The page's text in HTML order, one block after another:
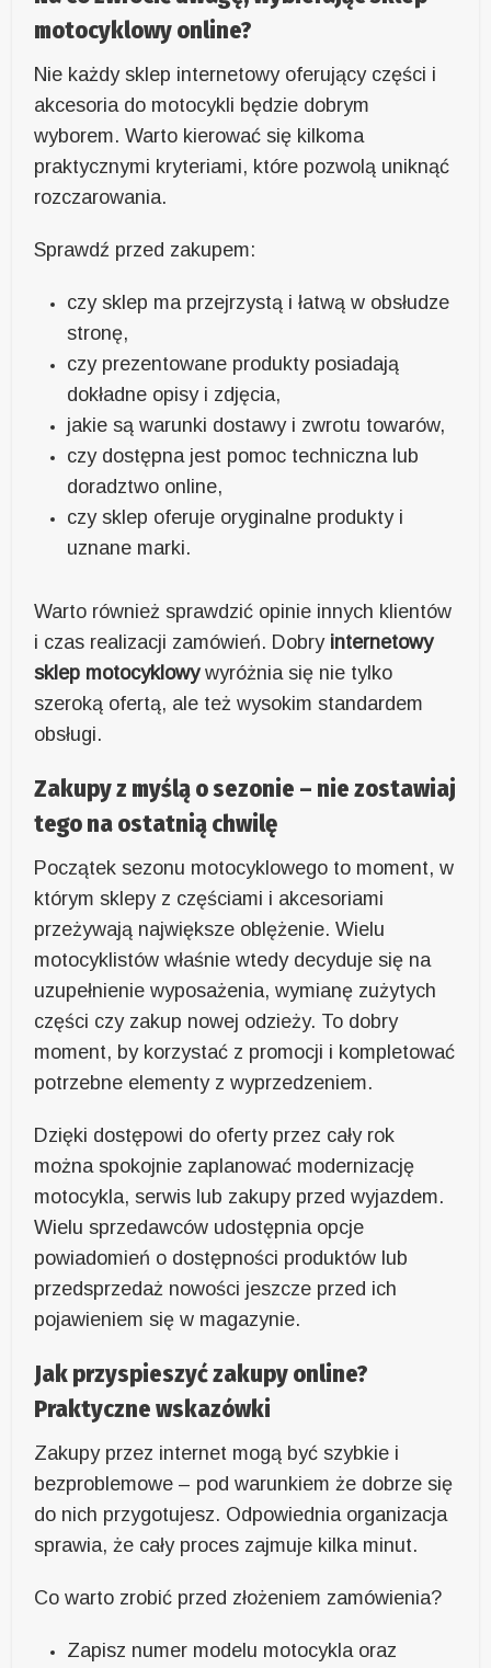
motocyklowy online?
Nie każdy sklep internetowy oferujący części i
akcesoria do motocykli będzie dobrym
wyborem. Warto kierować się kilkoma
praktycznymi kryteriami, które pozwolą uniknąć
rozczarowania.
Sprawdź przed zakupem:
czy sklep ma przejrzystą i łatwą w obsłudze
stronę,
czy prezentowane produkty posiadają
dokładne opisy i zdjęcia,
jakie są warunki dostawy i zwrotu towarów,
czy dostępna jest pomoc techniczna lub
doradztwo online,
czy sklep oferuje oryginalne produkty i
uznane marki.
Warto również sprawdzić opinie innych klientów
i czas realizacji zamówień. Dobry internetowy
sklep motocyklowywyróżnia się nie tylko
szeroką ofertą, ale też wysokim standardem
obsługi.
Zakupy z myślą o sezonie – nie zostawiaj
tego na ostatnią chwilę
Początek sezonu motocyklowego to moment, w
którym sklepy z częściami i akcesoriami
przeżywają największe oblężenie. Wielu
motocyklistów właśnie wtedy decyduje się na
uzupełnienie wyposażenia, wymianę zużytych
części czy zakup nowej odzieży. To dobry
moment, by korzystać z promocji i kompletować
potrzebne elementy z wyprzedzeniem.
Dzięki dostępowi do oferty przez cały rok
można spokojnie zaplanować modernizację
motocykla, serwis lub zakupy przed wyjazdem.
Wielu sprzedawców udostępnia opcje
powiadomień o dostępności produktów lub
przedsprzedaż nowości jeszcze przed ich
pojawieniem się w magazynie.
Jak przyspieszyć zakupy online?
Praktyczne wskazówki
Zakupy przez internet mogą być szybkie i
bezproblemowe – pod warunkiem że dobrze się
do nich przygotujesz. Odpowiednia organizacja
sprawia, że cały proces zajmuje kilka minut.
Co warto zrobić przed złożeniem zamówienia?
Zapisz numer modelu motocykla oraz